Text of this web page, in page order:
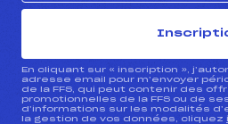
En cliquant sur « inscription »,
adresse email pour m’envoyer
de la FFS, qui peut contenir des
promotionnelles de la FFS ou de
d’informations sur les modalités
la gestion de vos données, cliquez